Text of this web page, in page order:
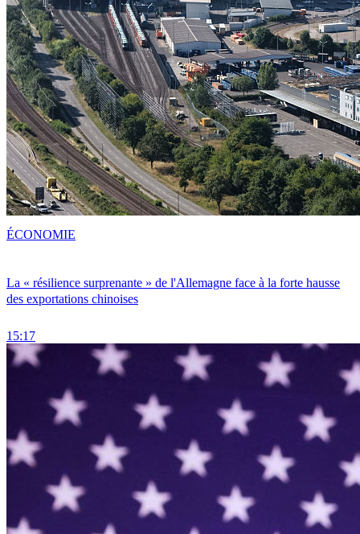
La « résilience surprenante » de l'Allemagne face à la forte hausse
des exportations chinoises
15:17
ÉCONOMIE